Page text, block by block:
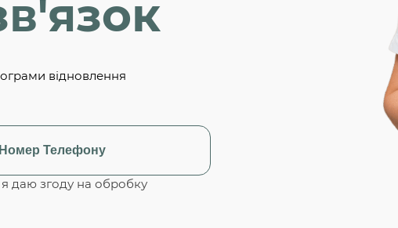
відновлення
даю згоду на обробку